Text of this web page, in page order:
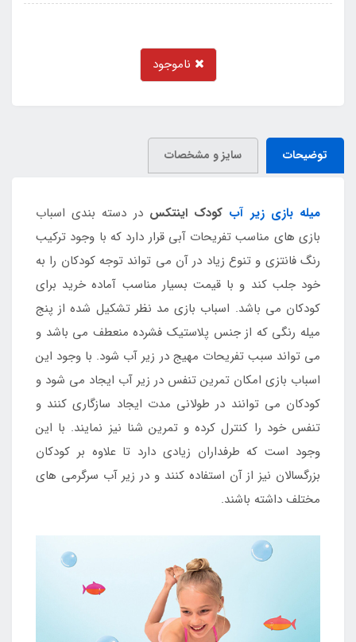
ناموجود
توضیحات سایز و مشخصات
میله بازی زیر آب کودک اینتکس در دسته بندی اسباب
بازی های مناسب تفریحات آبی قرار دارد که با وجود ترکیب
رنگ فانتزی و تنوع زیاد در آن می تواند توجه کودکان را به
خود جلب کند و با قیمت بسیار مناسب آماده خرید برای
کودکان می باشد. اسباب بازی مد نظر تشکیل شده از پنج
میله رنگی که از جنس پلاستیک فشرده منعطف می باشد و
می تواند سبب تفریحات مهیج در زیر آب شود. با وجود این
اسباب بازی امکان تمرین تنفس در زیر آب ایجاد می شود و
کودکان می توانند در طولانی مدت ایجاد سازگاری کنند و
تنفس خود را کنترل کرده و تمرین شنا نیز نمایند. با این
وجود است که طرفداران زیادی دارد تا علاوه بر کودکان
بزرگسالان نیز از آن استفاده کنند و در زیر آب سرگرمی های
مختلف داشته باشند.